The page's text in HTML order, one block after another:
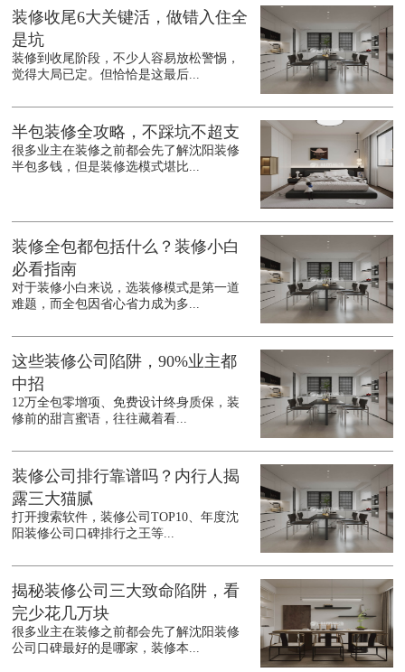
装修收尾6大关键活，做错入住全
是坑
装修到收尾阶段，不少人容易放松警惕，
觉得大局已定。但恰恰是这最后...
半包装修全攻略，不踩坑不超支
很多业主在装修之前都会先了解沈阳装修
半包多钱，但是装修选模式堪比...
装修全包都包括什么？装修小白
必看指南
对于装修小白来说，选装修模式是第一道
难题，而全包因省心省力成为多...
这些装修公司陷阱，90%业主都
中招
12万全包零增项、免费设计终身质保，装
修前的甜言蜜语，往往藏着看...
装修公司排行靠谱吗？内行人揭
露三大猫腻
打开搜索软件，装修公司TOP10、年度沈
阳装修公司口碑排行之王等...
揭秘装修公司三大致命陷阱，看
完少花几万块
很多业主在装修之前都会先了解沈阳装修
公司口碑最好的是哪家，装修本...